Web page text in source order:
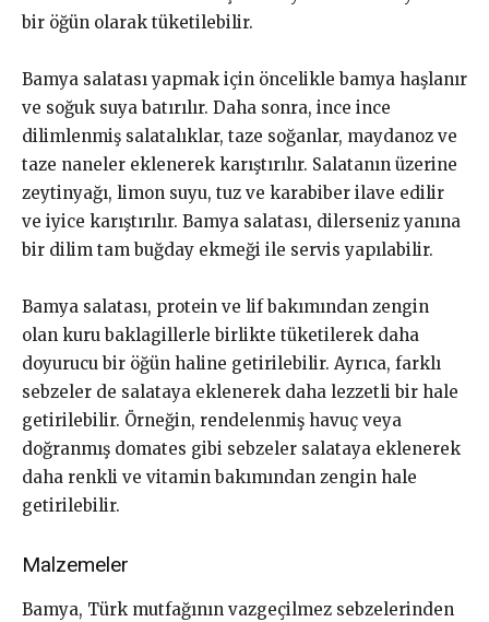
bir öğün olarak tüketilebilir.
Bamya salatası yapmak için öncelikle bamya haşlanır
ve soğuk suya batırılır. Daha sonra, ince ince
dilimlenmiş salatalıklar, taze soğanlar, maydanoz ve
taze naneler eklenerek karıştırılır. Salatanın üzerine
zeytinyağı, limon suyu, tuz ve karabiber ilave edilir
ve iyice karıştırılır. Bamya salatası, dilerseniz yanına
bir dilim tam buğday ekmeği ile servis yapılabilir.
Bamya salatası, protein ve lif bakımından zengin
olan kuru baklagillerle birlikte tüketilerek daha
doyurucu bir öğün haline getirilebilir. Ayrıca, farklı
sebzeler de salataya eklenerek daha lezzetli bir hale
getirilebilir. Örneğin, rendelenmiş havuç veya
doğranmış domates gibi sebzeler salataya eklenerek
daha renkli ve vitamin bakımından zengin hale
getirilebilir.
Malzemeler
Bamya, Türk mutfağının vazgeçilmez sebzelerinden